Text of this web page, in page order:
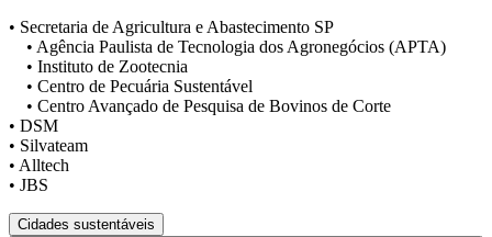
• Secretaria de Agricultura e Abastecimento SP
• Agência Paulista de Tecnologia dos Agronegócios (APTA)
• Instituto de Zootecnia
• Centro de Pecuária Sustentável
• Centro Avançado de Pesquisa de Bovinos de Corte
• DSM
• Silvateam
• Alltech
• JBS
Cidades sustentáveis